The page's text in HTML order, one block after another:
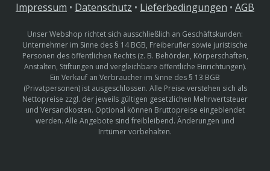
Impressum • Datenschutz • Lieferbedingungen • AGB
Unser Webshop richtet sich ausschließlich an Geschäftskunden:
Unternehmer im Sinne des § 14 BGB, Freiberufler sowie juristische
Personen des öffentlichen Rechts (z. B. Behörden, Körperschaften,
Anstalten, Stiftungen und vergleichbare öffentliche Einrichtungen).
Ein Verkauf an Verbraucher im Sinne des § 13 BGB
(Privatpersonen) ist ausgeschlossen. Alle Preise verstehen sich als
Nettopreise zzgl. der jeweils gültigen gesetzlichen Mehrwertsteuer
und Versandkosten. Optional können Bruttopreise eingeblendet
werden. Alle Angebote sind freibleibend. Änderungen und
Irrtümer vorbehalten.